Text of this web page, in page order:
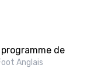
de
Anglais